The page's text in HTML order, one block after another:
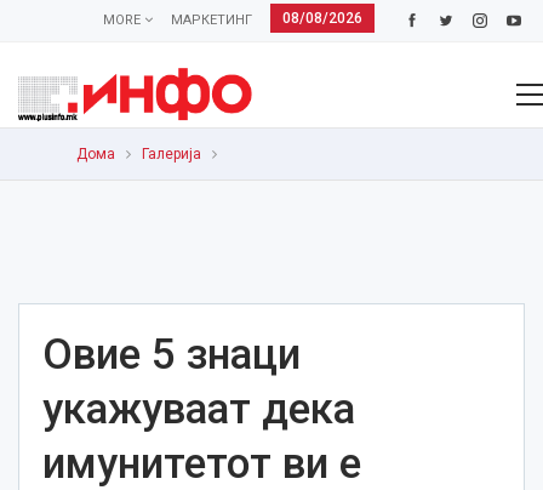
08/08/2026
МАРКЕТИНГ
MORE
Дома Галерија
Овие 5 знаци
укажуваат дека
имунитетот ви е